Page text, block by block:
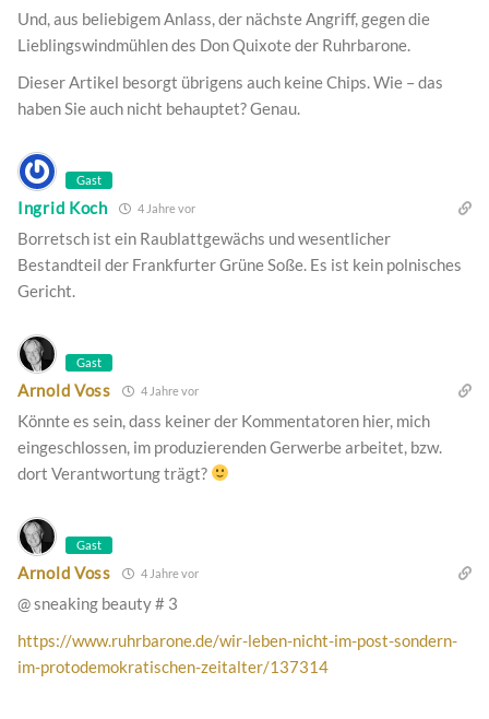
Und, aus beliebigem Anlass, der nächste Angriff, gegen die
Lieblingswindmühlen des Don Quixote der Ruhrbarone.
Dieser Artikel besorgt übrigens auch keine Chips. Wie – das
haben Sie auch nicht behauptet? Genau.
Gast
Ingrid Koch 4 Jahre vor
Borretsch ist ein Raublattgewächs und wesentlicher
Bestandteil der Frankfurter Grüne Soße. Es ist kein polnisches
Gericht.
Gast
Arnold Voss 4 Jahre vor
Könnte es sein, dass keiner der Kommentatoren hier, mich
eingeschlossen, im produzierenden Gerwerbe arbeitet, bzw.
dort Verantwortung trägt?
Gast
Arnold Voss 4 Jahre vor
@ sneaking beauty # 3
https://www.ruhrbarone.de/wir-leben-nicht-im-post-sondern-
im-protodemokratischen-zeitalter/137314